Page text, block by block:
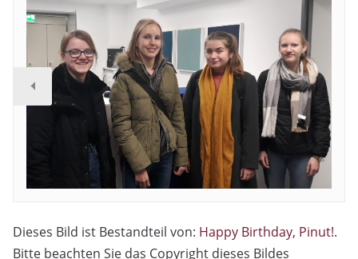
Dieses Bild ist Bestandteil von: Happy Birthday, Pinut!.
Bitte beachten Sie das Copyright dieses Bildes